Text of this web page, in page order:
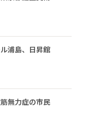
浦島、日昇館
無力症の市民